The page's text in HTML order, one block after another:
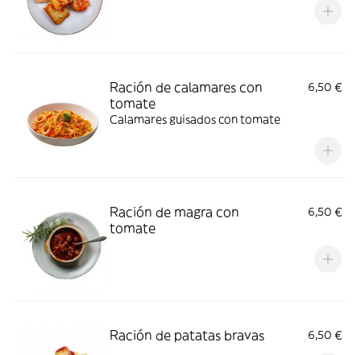
Ración de calamares con
tomate
6,50 €
Calamares guisados con tomate
Ración de magra con
tomate
6,50 €
Ración de patatas bravas 6,50 €